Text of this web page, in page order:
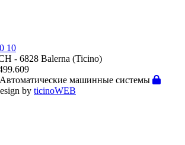
10
- 6828 Balerna (Ticino)
машинные системы
by ticinoWEB